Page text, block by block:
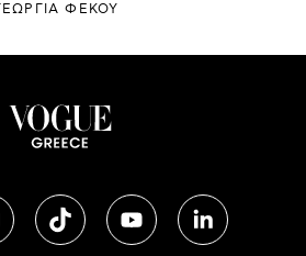
ΦΕΚΟΥ